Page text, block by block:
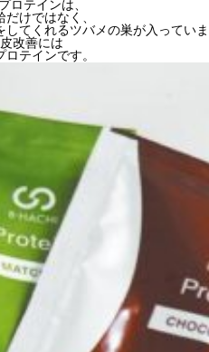
ロテインは、
だけではなく、
てくれるツバメの巣が入ってい
改善には
ロテインです。